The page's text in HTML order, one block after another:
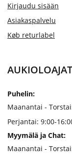
Kirjaudu sisään
Asiakaspalvelu
Køb returlabel
AUKIOLOAJAT
Puhelin:
Maanantai -
Perjantai: 9:00-
Myymälä ja Chat:
Maanantai -